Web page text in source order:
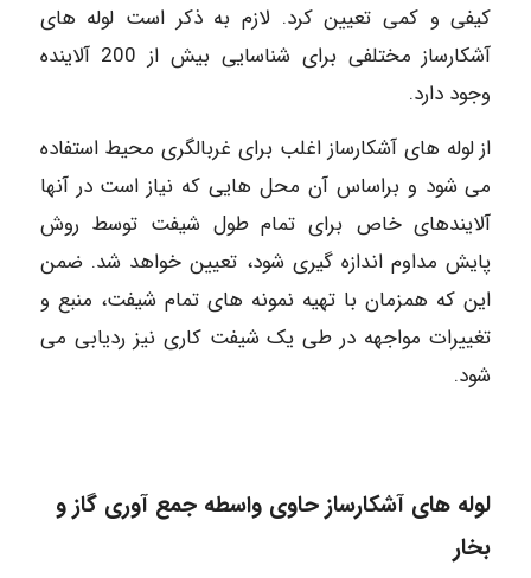
کیفی و کمی تعیین کرد. لازم به ذکر است لوله های
آشکارساز مختلفی برای شناسایی بیش از 200 آلاینده
وجود دارد.
از لوله های آشکارساز اغلب برای غربالگری محیط استفاده
می شود و براساس آن محل هایی که نیاز است در آنها
آلایندهای خاص برای تمام طول شیفت توسط روش
پایش مداوم اندازه گیری شود، تعیین خواهد شد. ضمن
این که همزمان با تهیه نمونه های تمام شیفت، منبع و
تغییرات مواجهه در طی یک شیفت کاری نیز ردیابی می
شود.
لوله های آشکارساز حاوی واسطه جمع آوری گاز و
بخار